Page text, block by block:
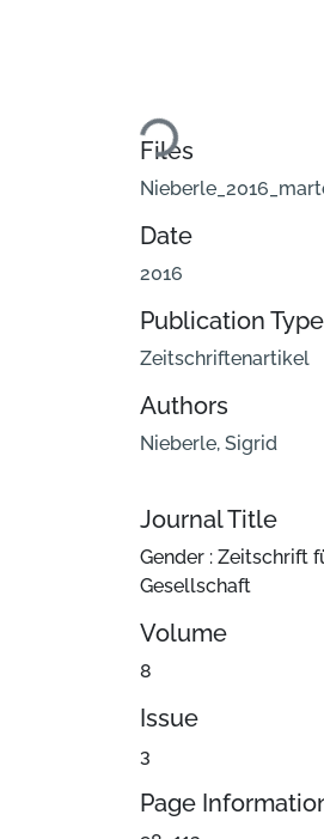
Loading...
Files
Date
2016
Publication Type
Zeitschriftenartikel
Authors
Nieberle, Sigrid
Journal Title
Gender : Zeitschrift
Gesellschaft
Volume
8
Issue
3
Page